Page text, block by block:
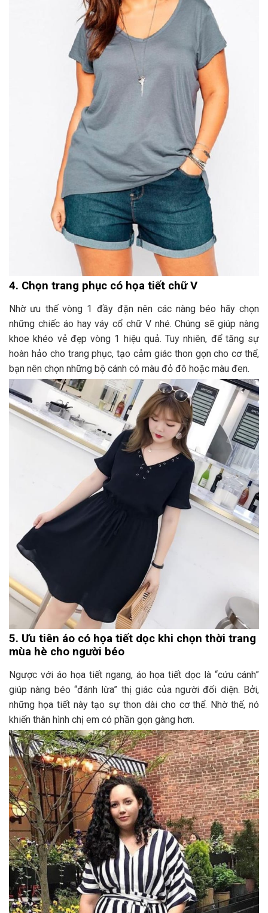
4. Chọn trang phục có họa tiết chữ V
Nhờ ưu thế vòng 1 đầy đặn nên các nàng béo hãy chọn
những chiếc áo hay váy cổ chữ V nhé. Chúng sẽ giúp nàng
khoe khéo vẻ đẹp vòng 1 hiệu quả. Tuy nhiên, để tăng sự
hoàn hảo cho trang phục, tạo cảm giác thon gọn cho cơ thể,
bạn nên chọn những bộ cánh có màu đỏ đô hoặc màu đen.
5. Ưu tiên áo có họa tiết dọc khi chọn thời trang
mùa hè cho người béo
Ngược với áo họa tiết ngang, áo họa tiết dọc là “cứu cánh”
giúp nàng béo “đánh lừa” thị giác của người đối diện. Bởi,
những họa tiết này tạo sự thon dài cho cơ thể. Nhờ thế, nó
khiến thân hình chị em có phần gọn gàng hơn.